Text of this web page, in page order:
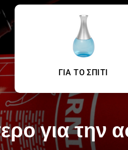
ΓΙΑ ΤΟ ΣΠΙΤΙ
για την